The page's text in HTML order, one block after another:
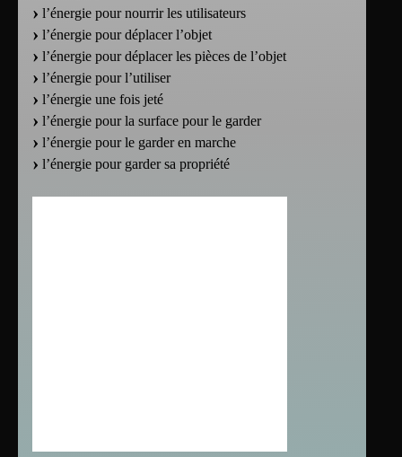
l’énergie pour nourrir les utilisateurs
l’énergie pour déplacer l’objet
l’énergie pour déplacer les pièces de l’objet
l’énergie pour l’utiliser
l’énergie une fois jeté
l’énergie pour la surface pour le garder
l’énergie pour le garder en marche
l’énergie pour garder sa propriété